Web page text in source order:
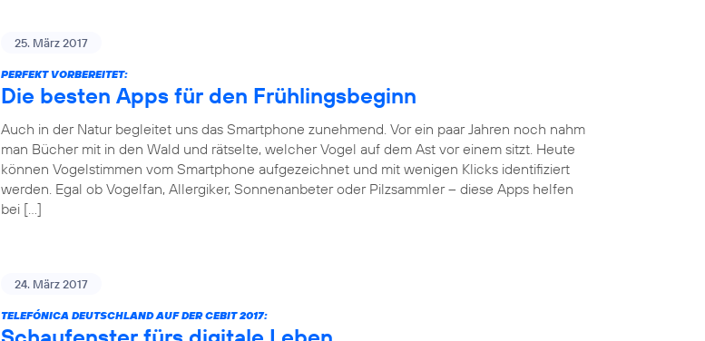
25. März 2017
PERFEKT VORBEREITET:
Die besten Apps für den Frühlingsbeginn
Auch in der Natur begleitet uns das Smartphone zunehmend. Vor ein paar Jahren noch nahm
man Bücher mit in den Wald und rätselte, welcher Vogel auf dem Ast vor einem sitzt. Heute
können Vogelstimmen vom Smartphone aufgezeichnet und mit wenigen Klicks identifiziert
werden. Egal ob Vogelfan, Allergiker, Sonnenanbeter oder Pilzsammler – diese Apps helfen
bei […]
24. März 2017
TELEFÓNICA DEUTSCHLAND AUF DER CEBIT 2017: